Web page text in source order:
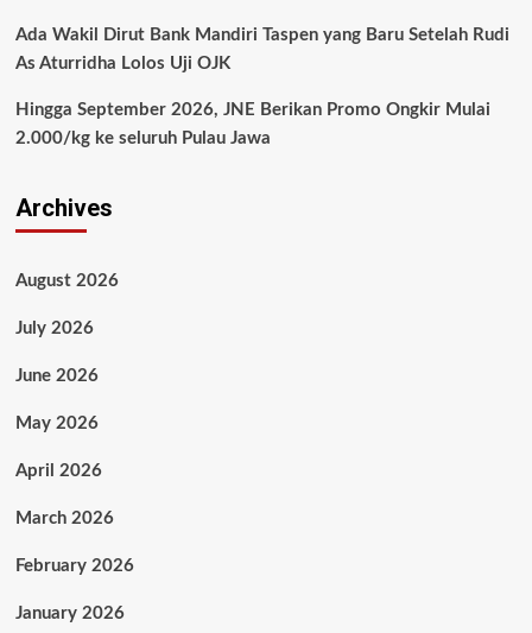
Ada Wakil Dirut Bank Mandiri Taspen yang Baru Setelah Rudi
As Aturridha Lolos Uji OJK
Hingga September 2026, JNE Berikan Promo Ongkir Mulai
2.000/kg ke seluruh Pulau Jawa
Archives
August 2026
July 2026
June 2026
May 2026
April 2026
March 2026
February 2026
January 2026